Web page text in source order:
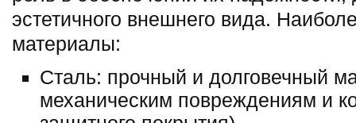
эстетичного внешнего вида.
материалы:
Сталь: прочный и долговечный
механическим повреждениям и